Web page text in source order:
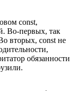
const,
Во-первых, так
вторых, const не
обязанности